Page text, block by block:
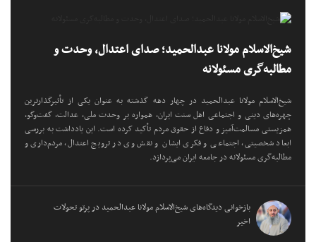
شیخ‌الاسلام مولانا عبدالحمید؛ صدای اعتدال، وحدت و
مطالبه‌گری مسئولانه
شیخ‌الاسلام مولانا عبدالحمید در چهار دهه گذشته به عنوان یکی از تأثیرگذارترین
چهره‌های دینی و اجتماعی اهل سنت ایران، همواره بر وحدت ملی، عدالت، گفت‌وگو،
همزیستی مسالمت‌آمیز و دفاع از حقوق مردم تأکید کرده است. این یادداشت به بررسی
ابعاد شخصیتی، اجتماعی و فکری ایشان و نقش وی در ترویج اعتدال، مردم‌داری و
مطالبه‌گری مسئولانه در جامعه ایران می‌پردازد.
بازخوانی دیدگاه‌های شیخ‌الاسلام مولانا عبدالحمید در پرتو تحولات
اخیر